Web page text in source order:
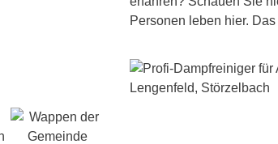
Personen leben hier.